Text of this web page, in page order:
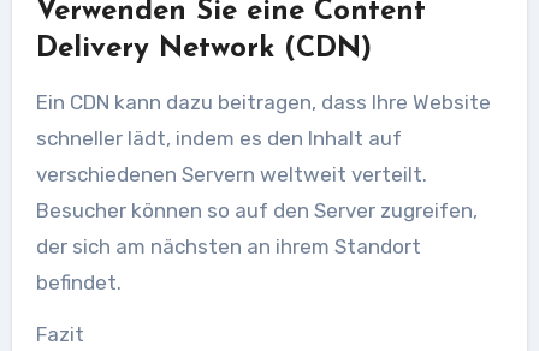
Verwenden Sie eine Content
Delivery Network (CDN)
Ein CDN kann dazu beitragen, dass Ihre Website
schneller lädt, indem es den Inhalt auf
verschiedenen Servern weltweit verteilt.
Besucher können so auf den Server zugreifen,
der sich am nächsten an ihrem Standort
befindet.
Fazit